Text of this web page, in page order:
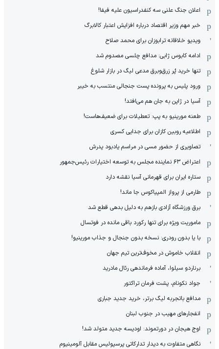
اعلان جنگ علنی سه کنفدراسیون علیه فیفا!
خبر مهم وزیر اقتصاد درباره افزایش اعتبار کالابرگ
ویدیو خلاقانه ترابوزان برای محمد صلاح
ادامه کابوس ژابی: مدافع چلسی مصدوم شد
تنها خرید پُر زرق‌وبرق مدعی لیگ در بازار شلوغ
ورود پلیس به پرونده پست جنجالی منتسب به خیبر
آسیا در ژاپن به جان هم می‌افتد!
طعنه مورینیو به پپ: تعطیلات برای ضعیف‌هاست!
اطلاعیه روبین کازان برای جدایی کسری
تصاویری از حضور مسی در مراسم یادبود پدرش
اعتراض ۶۳ نماینده مجلس به توسعه اختیارات رئیس‌جمهور
ستاره ایران برای قهرمانی آسیا نقشه دارد
طارمی از پرواز المپیاکوس جا ماند!
برق ورزشگاه آزادی بازهم به دلیل بدهی قطع شد
ماموریت ویژه برای تنها رکورد باقی مانده در فوتسال
با یا بدون رودری: نسخه بدون جنجال و جذاب مورینیو!
انقلاب خاموش در مخوف‌‌ترین تیم جهان
برناردو سیلوا، آماده فرماندهی رئال مادرید
جواد نکونام، پشت فرمان تراکتور
مدافع باتجربه لیگ برتر، خرید جدید جباری
انفجارهای مهیب در جنوب لبنان
اوج هیجان در دورتموند: اودیسه جدید متولد شد!
نگاهی متفاوت به دیدار تدارکاتی پرسپولیس مقابل آلومینیوم